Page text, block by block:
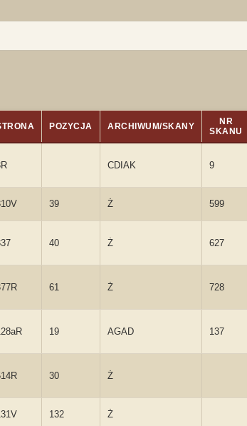
POZYCJA ARCHIWUM/SKANY
NR
SKANU
CDIAK 9
39 Ż 599
40 Ż 627
61 Ż 728
19 AGAD 137
30 Ż
132 Ż